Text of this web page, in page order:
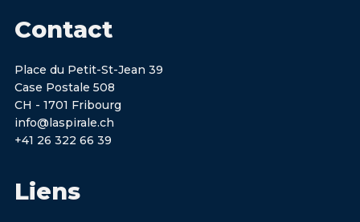
Contact
Place du Petit-St-Jean 39
Case Postale 508
CH - 1701 Fribourg
info@laspirale.ch
+41 26 322 66 39
Liens